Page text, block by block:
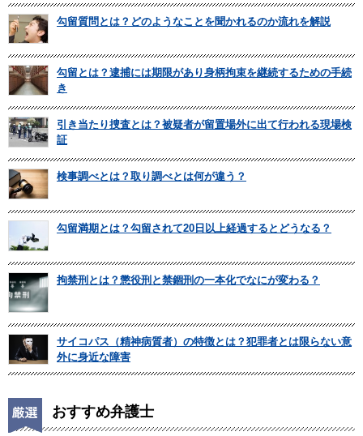
勾留質問とは？どのようなことを聞かれるのか流れを解説
勾留とは？逮捕には期限があり身柄拘束を継続するための手続
き
引き当たり捜査とは？被疑者が留置場外に出て行われる現場検
証
検事調べとは？取り調べとは何が違う？
勾留満期とは？勾留されて20日以上経過するとどうなる？
拘禁刑とは？懲役刑と禁錮刑の一本化でなにが変わる？
サイコパス（精神病質者）の特徴とは？犯罪者とは限らない意
外に身近な障害
おすすめ弁護士